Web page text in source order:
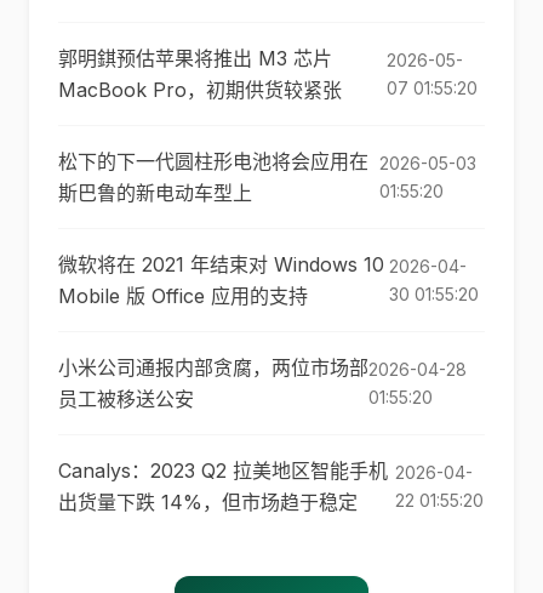
郭明錤预估苹果将推出 M3 芯片
MacBook Pro，初期供货较紧张
2026-05-
07 01:55:20
松下的下一代圆柱形电池将会应用在
斯巴鲁的新电动车型上
2026-05-03
01:55:20
微软将在 2021 年结束对 Windows 10
Mobile 版 Office 应用的支持
2026-04-
30 01:55:20
小米公司通报内部贪腐，两位市场部
员工被移送公安
2026-04-28
01:55:20
Canalys：2023 Q2 拉美地区智能手机
出货量下跌 14%，但市场趋于稳定
2026-04-
22 01:55:20